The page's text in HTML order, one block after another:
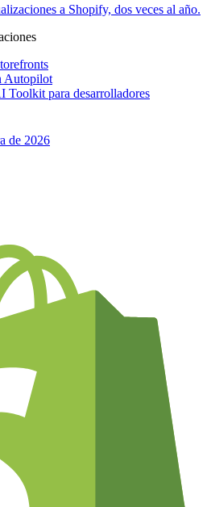
a Shopify, dos veces al año.
Autopilot
Toolkit para desarrolladores
de 2026